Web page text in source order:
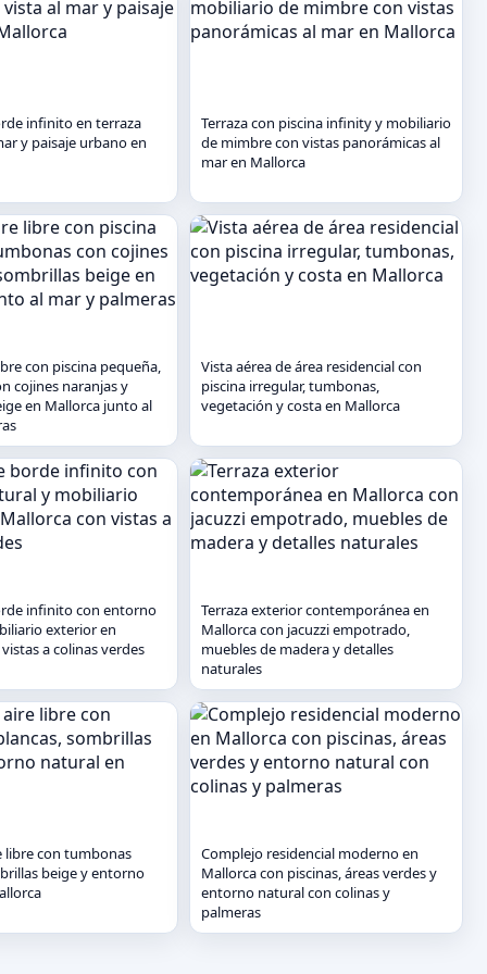
infinito en terraza
y paisaje urbano en
Terraza con piscina infinity y mobiliario
de mimbre con vistas panorámicas al
mar en Mallorca
con piscina pequeña,
cojines naranjas y
en Mallorca junto al
Vista aérea de área residencial con
piscina irregular, tumbonas,
vegetación y costa en Mallorca
infinito con entorno
exterior en
a colinas verdes
Terraza exterior contemporánea en
Mallorca con jacuzzi empotrado,
muebles de madera y detalles
naturales
libre con tumbonas
beige y entorno
Complejo residencial moderno en
Mallorca con piscinas, áreas verdes y
entorno natural con colinas y
palmeras